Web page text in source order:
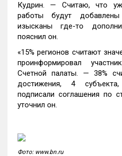
Кудрин. — Считаю, что
работы будут
изысканы где-то
пояснил он.
«15% регионов считают
проинформировал
Счетной палаты. — 38%
достижения, 4
подписали соглашения по
уточнил он.
Фото: www.bn.ru